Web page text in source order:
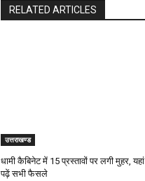
RELATED ARTICLES
उत्तराखण्ड
धामी कैबिनेट में 15 प्रस्तावों पर लगी मुहर, यहां
पढ़ें सभी फैसले